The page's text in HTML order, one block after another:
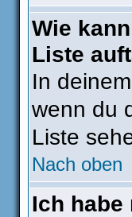
Wie
Liste
In
wenn du
Liste
Nach oben
Ich habe